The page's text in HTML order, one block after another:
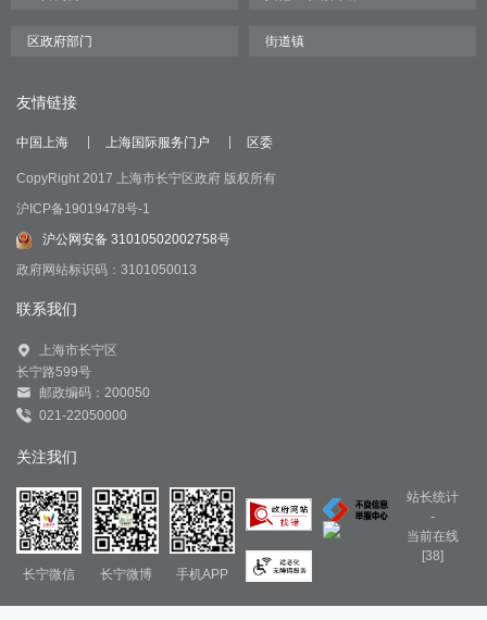
友情链接
中国上海 上海国际服务门户 区委
CopyRight 2017 上海市长宁区政府 版权所有
沪ICP备19019478号-1
沪公网安备 31010502002758号
政府网站标识码：3101050013
联系我们
上海市长宁区
长宁路599号
邮政编码：200050
021-22050000
关注我们
长宁微信 长宁微博 手机APP
站长统计
-
当前在线
[38]